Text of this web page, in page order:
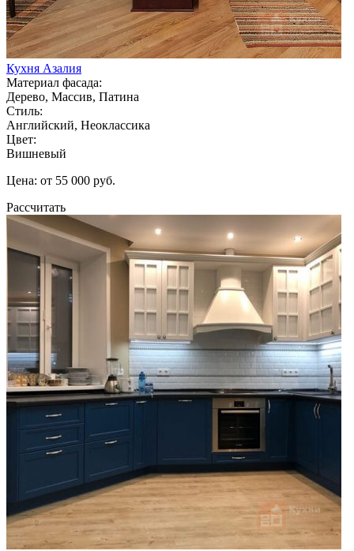
Кухня Азалия
Материал фасада:
Дерево, Массив, Патина
Стиль:
Английский, Неоклассика
Цвет:
Вишневый
Цена: от 55 000 руб.
Рассчитать